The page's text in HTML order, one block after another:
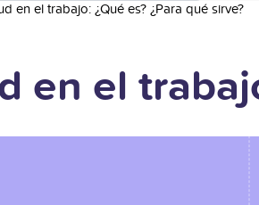
en el trabajo: ¿Qué es? ¿Para qué sirve?
en el